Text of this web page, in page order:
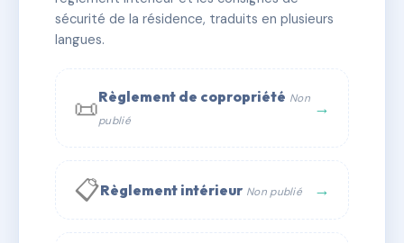
📞 Contacter Syndic Digital
sécurité de la résidence, traduits en plusieurs
langues.
📜Règlement de copropriété Non
publié
→
📋Règlement intérieur Non publié →